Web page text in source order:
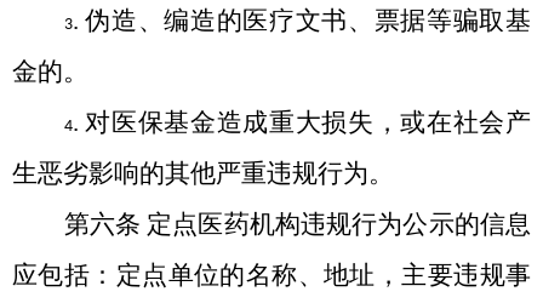
3.伪造、编造的医疗文书、票据等骗取基
金的。
4.对医保基金造成重大损失，或在社会产
生恶劣影响的其他严重违规行为。
第六条 定点医药机构违规行为公示的信息
应包括：定点单位的名称、地址，主要违规事